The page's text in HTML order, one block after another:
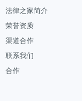
法律之家简介
荣誉资质
渠道合作
联系我们
合作